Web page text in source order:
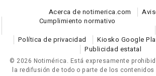
Acerca de notimerica.com
Cumplimiento normativo
Política de privacidad
Kiosko Google
Publicidad estatal
© 2026 Notimérica. Está expresamente
la redifusión de todo o parte de los